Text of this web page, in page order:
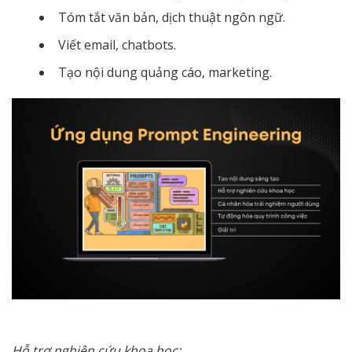
Tóm tắt văn bản, dịch thuật ngôn ngữ.
Viết email, chatbots.
Tạo nội dung quảng cáo, marketing.